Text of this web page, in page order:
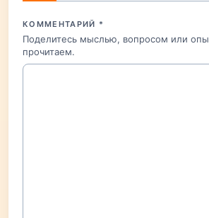
КОММЕНТАРИЙ *
Поделитесь мыслью, вопросом или
прочитаем.